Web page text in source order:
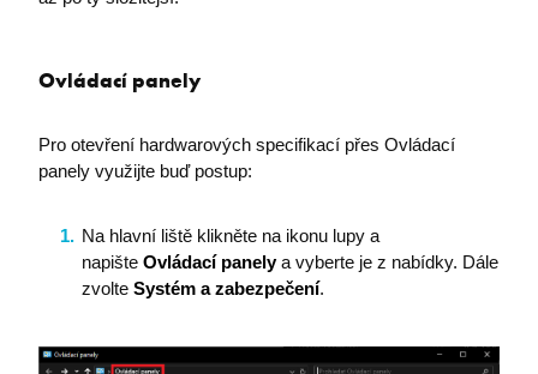
Ovládací panely
Pro otevření hardwarových specifikací přes Ovládací
panely využijte buď postup:
Na hlavní liště klikněte na ikonu lupy a
napište Ovládací panelya vyberte je z nabídky. Dále
zvolte Systém a zabezpečení.